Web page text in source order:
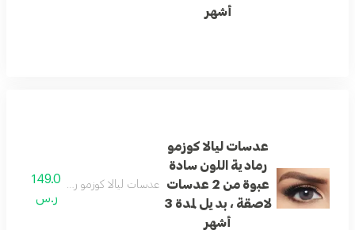
أشهر
عدسات ليالا كوزمو
رمادية اللون سادة
عبوة من 2 عدسات
لاصقة ، بديل لمدة 3
أشهر
عدسات ليالا كوزمو رمادية اللون سادة عبوة من 2 عدسات لاصقة
149.0
ر.س